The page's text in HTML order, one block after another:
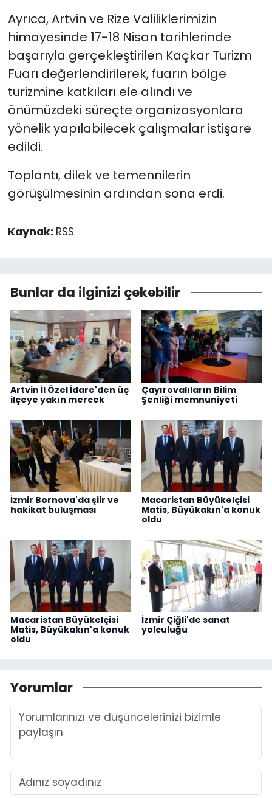
Ayrıca, Artvin ve Rize Valiliklerimizin
himayesinde 17-18 Nisan tarihlerinde
başarıyla gerçekleştirilen Kaçkar Turizm
Fuarı değerlendirilerek, fuarın bölge
turizmine katkıları ele alındı ve
önümüzdeki süreçte organizasyonlara
yönelik yapılabilecek çalışmalar istişare
edildi.
Toplantı, dilek ve temennilerin
görüşülmesinin ardından sona erdi.
Kaynak: RSS
Bunlar da ilginizi çekebilir
Artvin İl Özel İdare'den üç
ilçeye yakın mercek
Çayırovalıların Bilim
Şenliği memnuniyeti
İzmir Bornova'da şiir ve
hakikat buluşması
Macaristan Büyükelçisi
Matis, Büyükakın'a konuk
oldu
Macaristan Büyükelçisi
Matis, Büyükakın'a konuk
oldu
İzmir Çiğli'de sanat
yolculuğu
Yorumlar